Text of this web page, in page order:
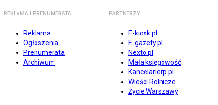
REKLAMA I PRENUMERATA
Reklama
Ogłoszenia
Prenumerata
Archiwum
PARTNERZY
E-kiosk.pl
E-gazety.pl
Nexto.pl
Mała księgowość
Kancelarierp.pl
Wieści Rolnicze
Życie Warszawy